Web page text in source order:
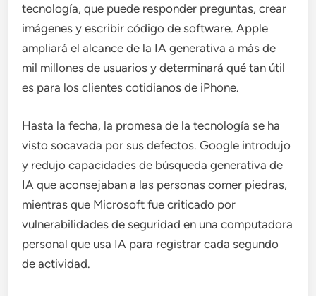
tecnología, que puede responder preguntas, crear
imágenes y escribir código de software. Apple
ampliará el alcance de la IA generativa a más de
mil millones de usuarios y determinará qué tan útil
es para los clientes cotidianos de iPhone.
Hasta la fecha, la promesa de la tecnología se ha
visto socavada por sus defectos. Google introdujo
y redujo capacidades de búsqueda generativa de
IA que aconsejaban a las personas comer piedras,
mientras que Microsoft fue criticado por
vulnerabilidades de seguridad en una computadora
personal que usa IA para registrar cada segundo
de actividad.